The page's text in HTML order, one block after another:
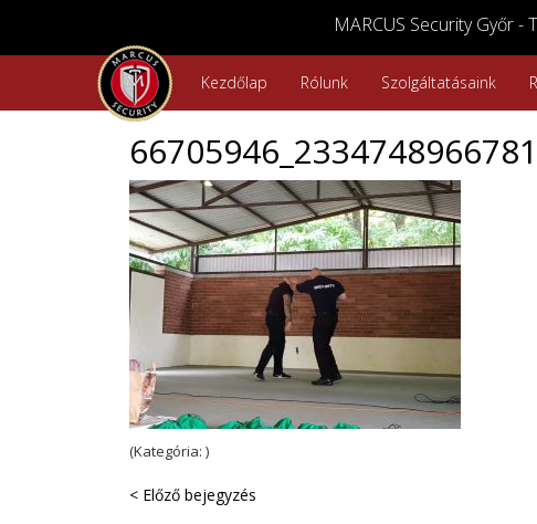
MARCUS Security Győr -
Kezdőlap Rólunk Szolgáltatásaink
(Kategória: )
< Előző bejegyzés